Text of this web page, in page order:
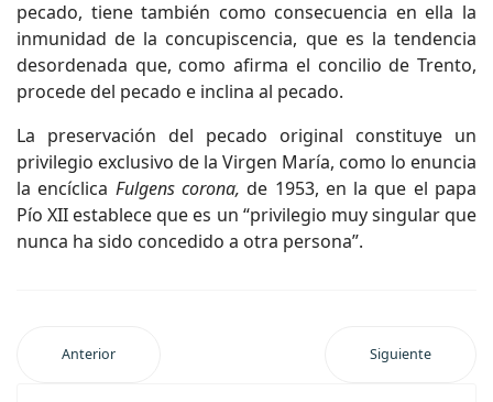
pecado, tiene también como consecuencia en ella la
inmunidad de la concupiscencia, que es la tendencia
desordenada que, como afirma el concilio de Trento,
procede del pecado e inclina al pecado.
La preservación del pecado original constituye un
privilegio exclusivo de la Virgen María, como lo enuncia
la encíclica Fulgens corona,de 1953, en la que el papa
Pío XII establece que es un “privilegio muy singular que
nunca ha sido concedido a otra persona”.
Anterior Siguiente